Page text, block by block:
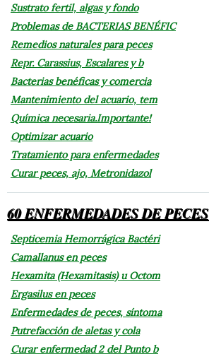
Sustrato fertil, algas y fondo
Problemas de BACTERIAS BENÉFIC
Remedios naturales para peces
Repr. Carassius, Escalares y b
Bacterias benéficas y comercia
Mantenimiento del acuario, tem
Química necesaria.Importante!
Optimizar acuario
Tratamiento para enfermedades
Curar peces, ajo, Metronidazol
60 ENFERMEDADES DE PECES
Septicemia Hemorrágica Bactéri
Camallanus en peces
Hexamita (Hexamitasis) u Octom
Ergasilus en peces
Enfermedades de peces, síntoma
Putrefacción de aletas y cola
Curar enfermedad 2 del Punto b